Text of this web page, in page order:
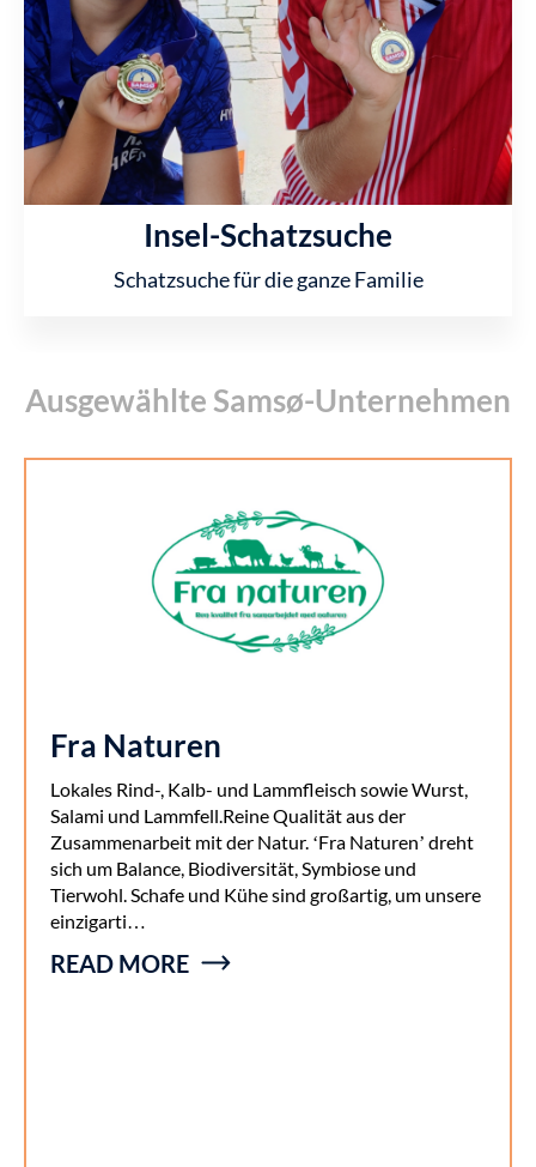
Insel-Schatzsuche
Schatzsuche für die ganze Familie
Ausgewählte Samsø-Unternehmen
Fra Naturen
Lokales Rind-, Kalb- und Lammfleisch sowie Wurst,
Salami und Lammfell.Reine Qualität aus der
Zusammenarbeit mit der Natur. ‘Fra Naturen’ dreht
sich um Balance, Biodiversität, Symbiose und
Tierwohl. Schafe und Kühe sind großartig, um unsere
einzigarti…
READ MORE